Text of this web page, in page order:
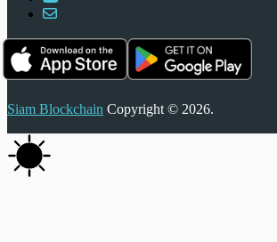
Siam Blockchain Copyright © 2026.